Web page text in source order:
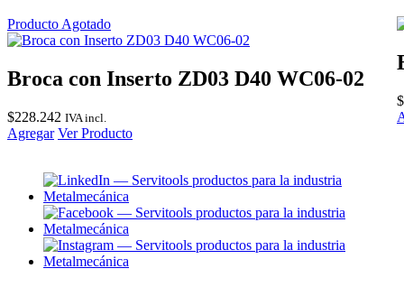
Producto Agotado
Broca con Inserto ZD03 D40 WC06-02
$228.242 IVA incl.
Agregar Ver Producto
$